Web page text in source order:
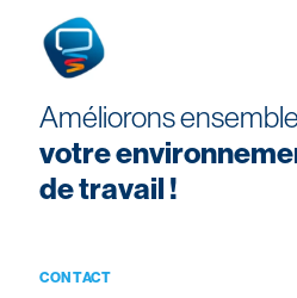
Améliorons ensemble
votre
de travail !
CONTACT